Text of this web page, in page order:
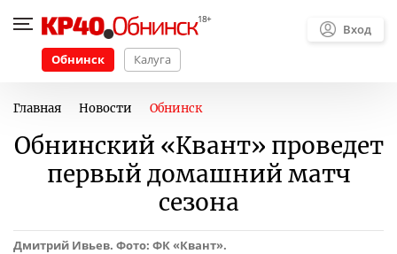
Обнинск Калуга
Вход
Главная Новости Обнинск
Обнинский «Квант» проведет
первый домашний матч
сезона
Дмитрий Ивьев. Фото: ФК «Квант».